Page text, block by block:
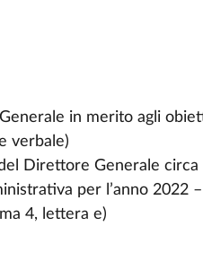
in merito agli
verbale)
Direttore Generale
per l’anno 2022
4, lettera e)